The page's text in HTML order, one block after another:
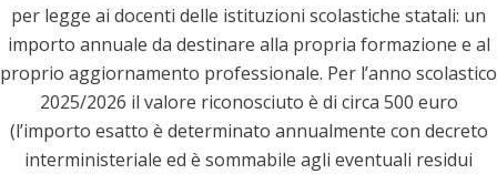
per legge ai docenti delle istituzioni scolastiche statali: un
importo annuale da destinare alla propria formazione e al
proprio aggiornamento professionale. Per l’anno scolastico
2025/2026 il valore riconosciuto è di circa 500 euro
(l’importo esatto è determinato annualmente con decreto
interministeriale ed è sommabile agli eventuali residui